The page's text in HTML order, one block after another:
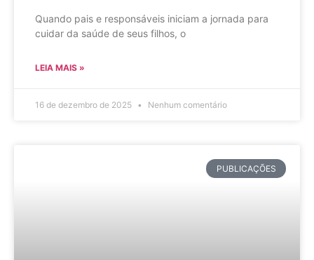
Quando pais e responsáveis iniciam a jornada para
cuidar da saúde de seus filhos, o
LEIA MAIS »
16 de dezembro de 2025 Nenhum comentário
PUBLICAÇÕES